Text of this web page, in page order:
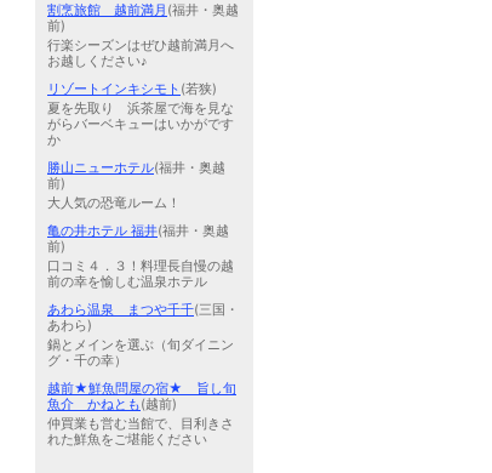
割烹旅館 越前満月 (福井・奥越
前)
行楽シーズンはぜひ越前満月へ
お越しください♪
リゾートインキシモト (若狭)
夏を先取り 浜茶屋で海を見な
がらバーベキューはいかがです
か
勝山ニューホテル(福井・奥越
前)
大人気の恐竜ルーム！
亀の井ホテル 福井(福井・奥越
前)
口コミ４．３！料理長自慢の越
前の幸を愉しむ温泉ホテル
あわら温泉 まつや千千(三国・
あわら)
鍋とメインを選ぶ（旬ダイニン
グ・千の幸）
越前★鮮魚問屋の宿★ 旨し旬
魚介 かねとも(越前)
仲買業も営む当館で、目利きさ
れた鮮魚をご堪能ください